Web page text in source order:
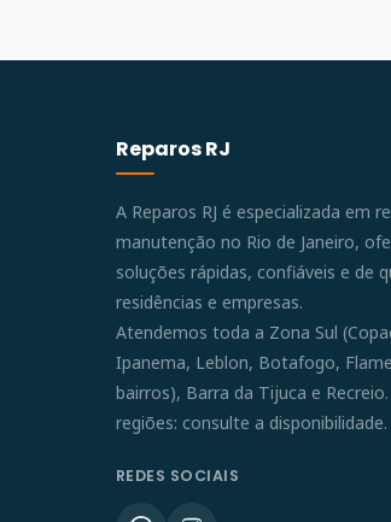
Reparos RJ
A Reparos RJ é especializada em
manutenção no Rio de Janeiro,
soluções rápidas, confiáveis e de
residências e empresas.
Atendemos toda a Zona Sul
Ipanema, Leblon, Botafogo,
bairros), Barra da Tijuca e
regiões: consulte a disponibilidade.
REDES SOCIAIS